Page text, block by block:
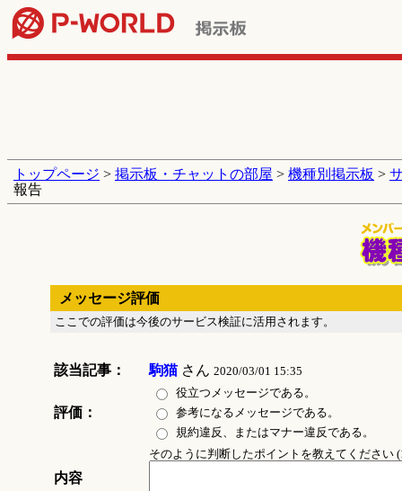
トップページ > 掲示板・チャットの部屋 > 機種別掲示板 >
報告
メッセージ評価
ここでの評価は今後のサービス検証に活用されます。
該当記事： 駒猫さん 2020/03/01 15:35
評価：
役立つメッセージである。
参考になるメッセージである。
規約違反、またはマナー違反である。
内容
そのように判断したポイントを教えてください